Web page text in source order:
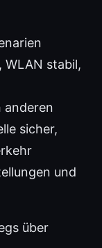
WLAN stabil,
anderen
sicher,
und
über